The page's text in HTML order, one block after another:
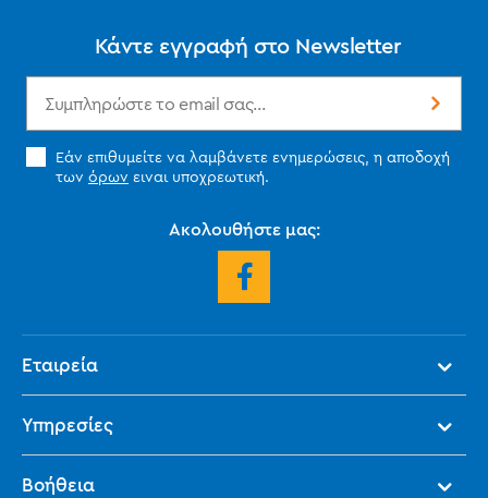
Κάντε εγγραφή στο Newsletter
Εάν επιθυμείτε να λαμβάνετε ενημερώσεις, η αποδοχή
των όρων ειναι υποχρεωτική.
Ακολουθήστε μας:
Εταιρεία
Υπηρεσίες
Βοήθεια